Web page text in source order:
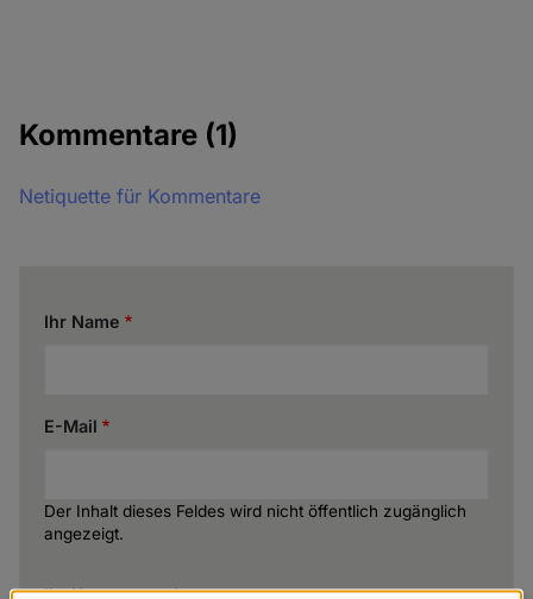
Kommentare (1)
Netiquette für Kommentare
Ihr Name
E-Mail
Der Inhalt dieses Feldes wird nicht öffentlich zugänglich
angezeigt.